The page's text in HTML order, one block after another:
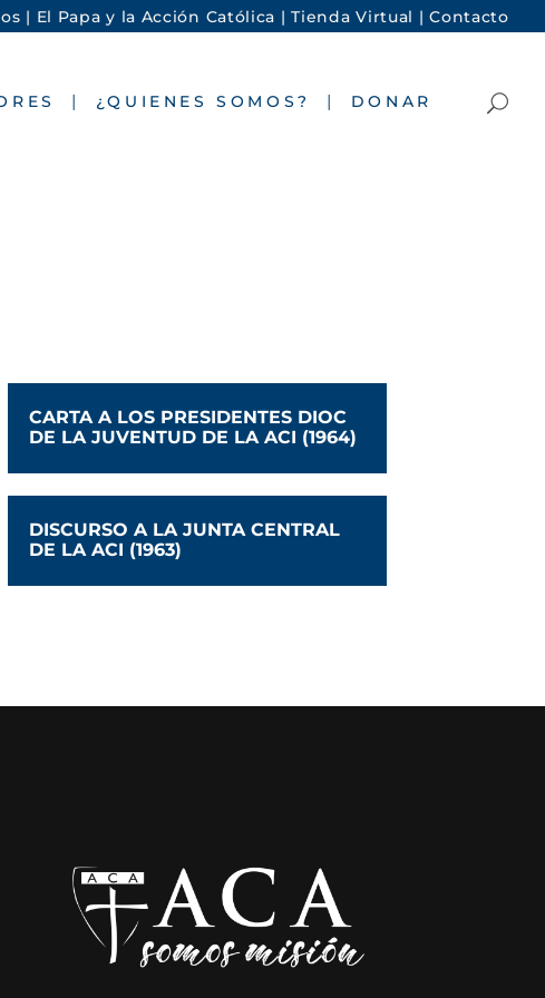
| El Papa y la Acción Católica |Tienda Virtual |Contacto
¿QUIENES SOMOS? DONAR
CARTA A LOS PRESIDENTES DIOC
DE LA JUVENTUD DE LA ACI (1964)
DISCURSO A LA JUNTA CENTRAL
DE LA ACI (1963)